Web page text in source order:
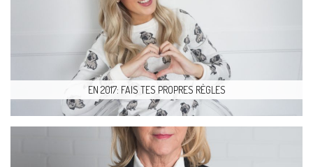
EN 2017: FAIS TES PROPRES RÈGLES